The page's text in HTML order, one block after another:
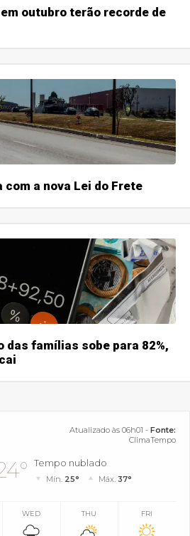
outubro terão recorde de
com a nova Lei do Frete
das famílias sobe para 82%,
Atualizado às 06h01 - Fonte:
ClimaTempo
Tempo nublado
Mín. 25° Máx. 37°
WED THU FRI